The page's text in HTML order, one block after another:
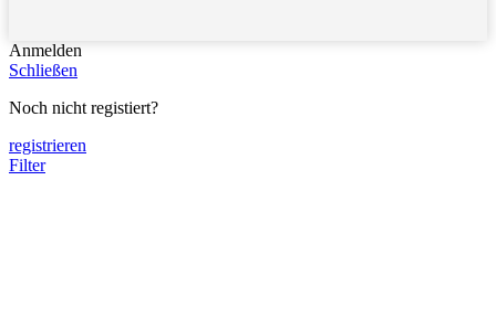
Anmelden
Schließen
Noch nicht registiert?
registrieren
Filter